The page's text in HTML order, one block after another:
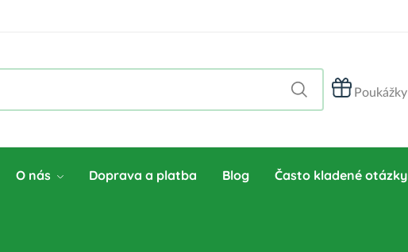
Poukážky
O nás Doprava a platba Blog Často kladené otázky